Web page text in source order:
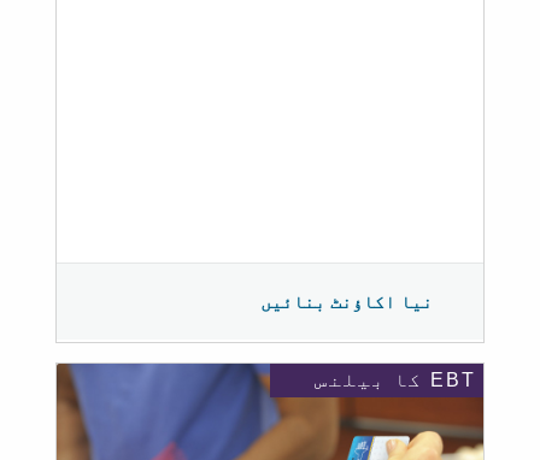
نیا اکاؤنٹ بنائیں
EBT کا بیلنس